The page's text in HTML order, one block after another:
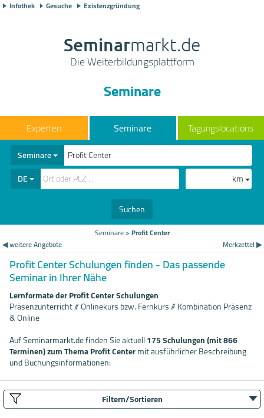
Infothek Gesuche Existenzgründung
Seminarmarkt.de
Die Weiterbildungsplattform
Seminare
Seminare Tagungslocations
Seminare
DE
km
Suchen
Seminare> Profit Center
◀ weitere Angebote
Merkzettel ▶
Profit Center Schulungen finden - Das passende
Seminar in Ihrer Nähe
Lernformate der Profit Center Schulungen
Präsenzunterricht // Onlinekurs bzw. Fernkurs // Kombination Präsenz
& Online
Auf Seminarmarkt.de finden Sie aktuell175 Schulungen (mit 866
Terminen) zum Thema Profit Centermit ausführlicher Beschreibung
und Buchungsinformationen:
Filtern/Sortieren